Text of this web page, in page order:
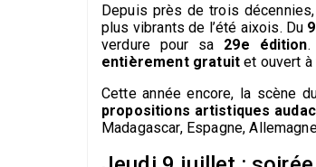
Depuis près de trois
plus vibrants de l’été aixois. Du
verdure pour sa 29e édition.
entièrement gratuitet ouvert
Cette année encore, la scène
propositions artistiques
Madagascar, Espagne,